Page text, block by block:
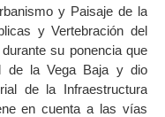
y Paisaje de la
y Vertebración del
su ponencia que
de la Vega Baja y dio
de la Infraestructura
en cuenta a las vías